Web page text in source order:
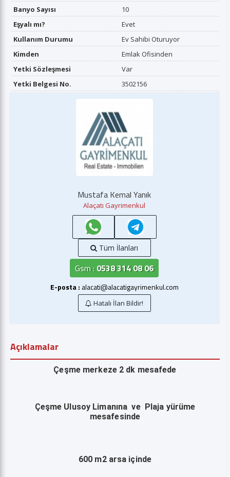
Banyo Sayısı
10
Eşyalı mı?
Evet
Kullanım Durumu
Ev Sahibi Oturuyor
Kimden
Emlak Ofisinden
Yetki Sözleşmesi
Var
Yetki Belgesi No.
3502156
Mustafa Kemal Yanık
Alaçatı Gayrimenkul
Tüm İlanları
Gsm :0538 314 08 06
E-posta : alacati@alacatigayrimenkul.com
Hatalı İlan Bildir!
Açıklamalar
Çeşme merkeze 2 dk mesafede
Çeşme Ulusoy Limanına ve Plaja yürüme
mesafesinde
600 m2 arsa içinde